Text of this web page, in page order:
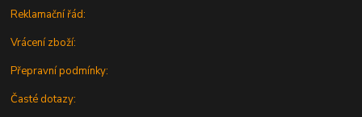
Reklamační řád:
Vrácení zboží:
Přepravní podmínky:
Časté dotazy: